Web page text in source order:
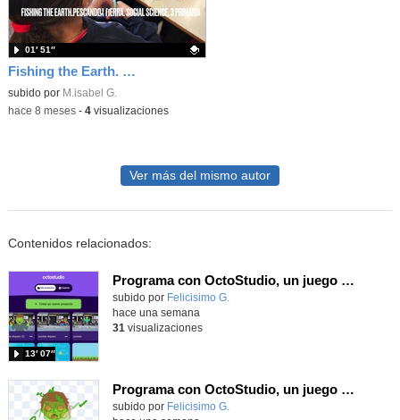
Fishing the Earth. Social Science Project. Year 3
Contenido educativo.
subido por M.isabel G.
01′ 51″
-hace 8 meses- 4visualizaciones
Ver más del mismo autor
Contenidos relacionados:
Programa con OctoStudio, un juego de disparos contra Zombies con un cargador basado en el House of the dead
Contenido educativo.
subido por Felicisimo G.
13′ 07″
hace una semana
31 visualizaciones
Programa con OctoStudio, un juego homenajeando al House of the dead con Zombies
Contenido educativo.
subido por Felicisimo G.